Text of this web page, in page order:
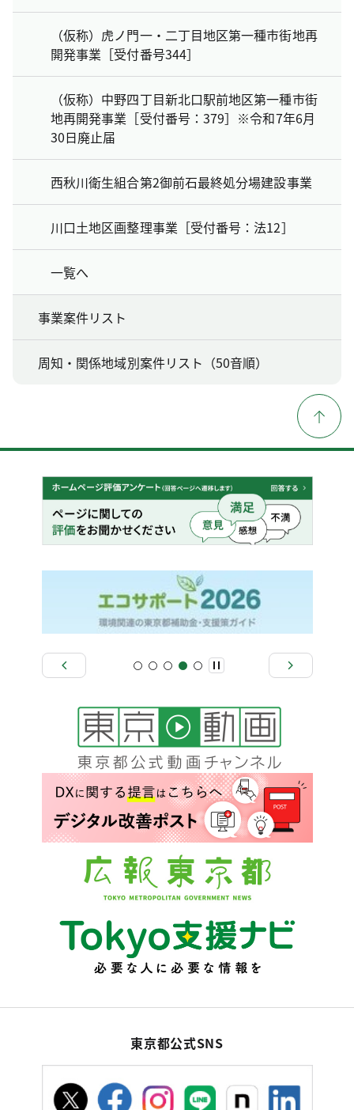
（仮称）虎ノ門一・二丁目地区第一種市街地再
開発事業［受付番号344］
（仮称）中野四丁目新北口駅前地区第一種市街
地再開発事業［受付番号：379］※令和7年6月
30日廃止届
西秋川衛生組合第2御前石最終処分場建設事業
川口土地区画整理事業［受付番号：法12］
一覧へ
事業案件リスト
周知・関係地域別案件リスト（50音順）
東京都公式SNS